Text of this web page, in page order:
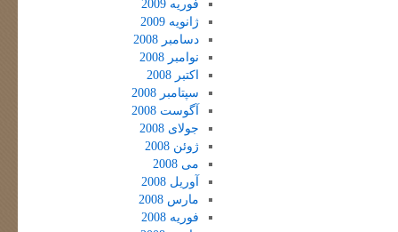
فوریه 2009
ژانویه 2009
دسامبر 2008
نوامبر 2008
اکتبر 2008
سپتامبر 2008
آگوست 2008
جولای 2008
ژوئن 2008
می 2008
آوریل 2008
مارس 2008
فوریه 2008